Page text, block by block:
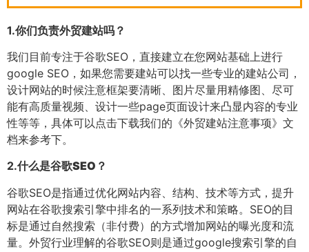
1.你们负责外贸建站吗？
我们目前专注于谷歌SEO，直接建立在您网站基础上进行
google SEO，如果您需要建站可以找一些专业的建站公司，
设计网站的时候注意框架要清晰、图片尽量用精修图、尽可
能有高质量视频、设计一些page页面设计来凸显内容的专业
性等等，具体可以点击下载我们的《外贸建站注意事项》文
档来参考下。
2.什么是谷歌SEO？
谷歌SEO是指通过优化网站内容、结构、技术等方式，提升
网站在谷歌搜索引擎中排名的一系列技术和策略。SEO的目
标是通过自然搜索（非付费）的方式增加网站的曝光度和流
量。外贸行业理解的谷歌SEO则是通过google搜索引擎的自